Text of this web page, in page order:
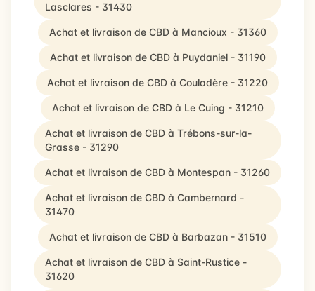
Lasclares - 31430
Achat et livraison de CBD à Mancioux - 31360
Achat et livraison de CBD à Puydaniel - 31190
Achat et livraison de CBD à Couladère - 31220
Achat et livraison de CBD à Le Cuing - 31210
Achat et livraison de CBD à Trébons-sur-la-
Grasse - 31290
Achat et livraison de CBD à Montespan - 31260
Achat et livraison de CBD à Cambernard -
31470
Achat et livraison de CBD à Barbazan - 31510
Achat et livraison de CBD à Saint-Rustice -
31620